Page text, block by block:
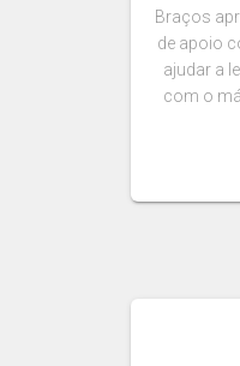
Braços
de apoio
ajudar a
com o